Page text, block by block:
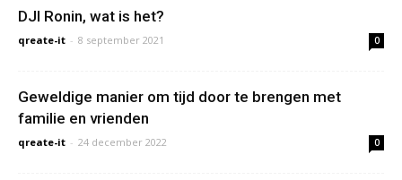
DJI Ronin, wat is het?
qreate-it - 8 september 2021 0
Geweldige manier om tijd door te brengen met
familie en vrienden
qreate-it - 24 december 2022 0